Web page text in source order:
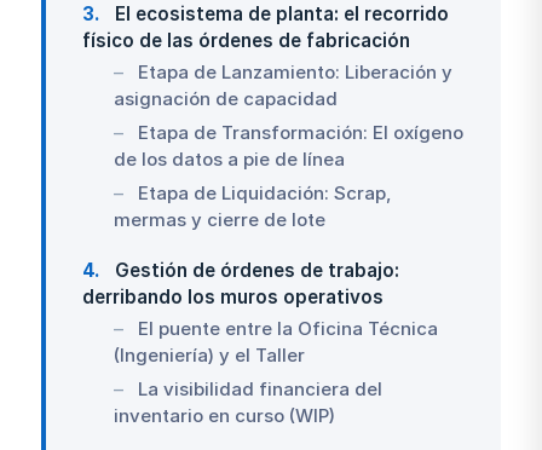
3
El ecosistema de planta: el recorrido
físico de las órdenes de fabricación
Etapa de Lanzamiento: Liberación y
asignación de capacidad
Etapa de Transformación: El oxígeno
de los datos a pie de línea
Etapa de Liquidación: Scrap,
mermas y cierre de lote
4
Gestión de órdenes de trabajo:
derribando los muros operativos
El puente entre la Oficina Técnica
(Ingeniería) y el Taller
La visibilidad financiera del
inventario en curso (WIP)